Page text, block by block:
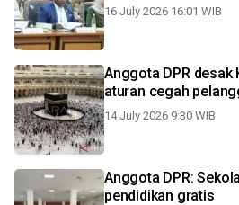
16 July 2026 16:01 WIB
Anggota DPR desak
aturan cegah
14 July 2026 9:30 WIB
Anggota DPR:
pendidikan gratis